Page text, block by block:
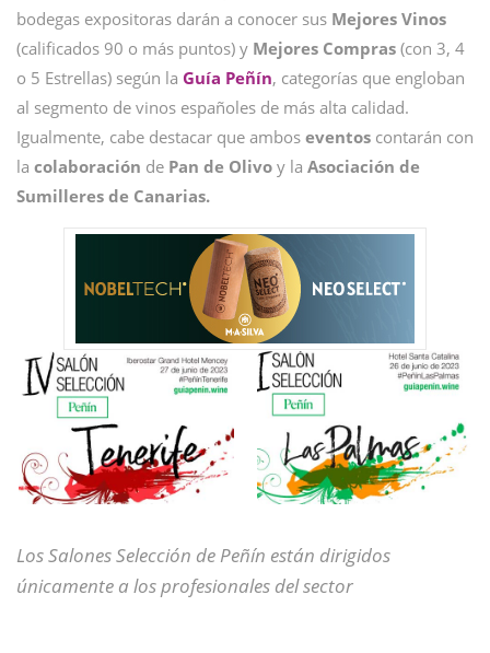
bodegas expositoras darán a conocer sus Mejores Vinos
(calificados 90 o más puntos) y Mejores Compras (con 3, 4
o 5 Estrellas) según la Guía Peñín, categorías que engloban
al segmento de vinos españoles de más alta calidad.
Igualmente, cabe destacar que ambos eventos contarán con
la colaboración de Pan de Olivo y la Asociación de
Sumilleres de Canarias.
Los Salones Selección de Peñín están dirigidos
únicamente a los profesionales del sector